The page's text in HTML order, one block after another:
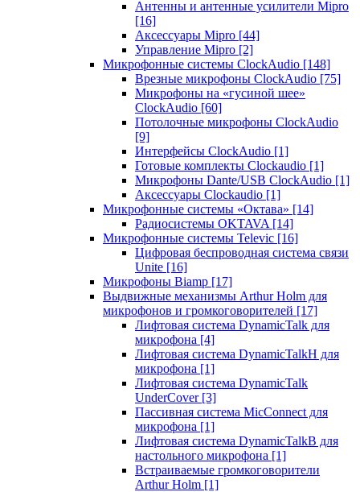
Антенны и антенные усилители Mipro
[16]
Аксессуары Mipro [44]
Управление Mipro [2]
Микрофонные системы ClockAudio [148]
Врезные микрофоны ClockAudio [75]
Микрофоны на «гусиной шее»
ClockAudio [60]
Потолочные микрофоны ClockAudio
[9]
Интерфейсы ClockAudio [1]
Готовые комплекты Clockaudio [1]
Микрофоны Dante/USB ClockAudio [1]
Аксессуары Clockaudio [1]
Микрофонные системы «Октава» [14]
Радиосистемы OKTAVA [14]
Микрофонные системы Televic [16]
Цифровая беспроводная система связи
Unite [16]
Микрофоны Biamp [17]
Выдвижные механизмы Arthur Holm для
микрофонов и громкоговорителей [17]
Лифтовая система DynamicTalk для
микрофона [4]
Лифтовая система DynamicTalkH для
микрофона [1]
Лифтовая система DynamicTalk
UnderCover [3]
Пассивная система MicConnect для
микрофона [1]
Лифтовая система DynamicTalkB для
настольного микрофона [1]
Встраиваемые громкоговорители
Arthur Holm [1]